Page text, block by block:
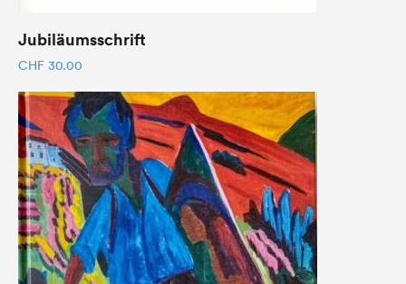
Jubiläumsschrift
CHF 30.00